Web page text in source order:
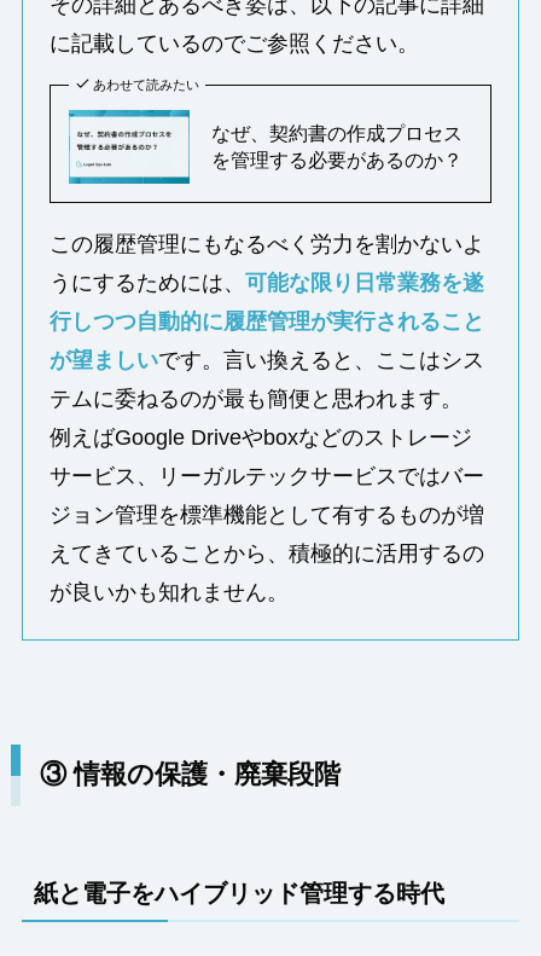
に記載しているのでご参照ください。
あわせて読みたい
なぜ、契約書の作成プロセス
を管理する必要があるのか？
この履歴管理にもなるべく労力を割かないよ
うにするためには、可能な限り日常業務を遂
行しつつ自動的に履歴管理が実行されること
が望ましいです。言い換えると、ここはシス
テムに委ねるのが最も簡便と思われます。
例えばGoogle Driveやboxなどのストレージ
サービス、リーガルテックサービスではバー
ジョン管理を標準機能として有するものが増
えてきていることから、積極的に活用するの
が良いかも知れません。
③ 情報の保護・廃棄段階
紙と電子をハイブリッド管理する時代